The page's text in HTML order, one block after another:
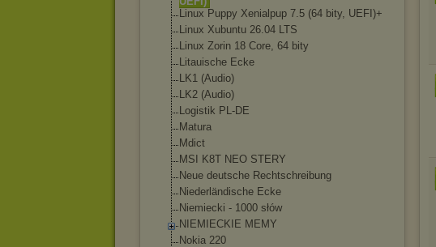
Linux Puppy Xenialpup 7.5 (64 bity, UEFI)+
Linux Xubuntu 26.04 LTS
Linux Zorin 18 Core, 64 bity
Litauische Ecke
LK1 (Audio)
LK2 (Audio)
Logistik PL-DE
Matura
Mdict
MSI K8T NEO STERY
Neue deutsche Rechtschreibung
Niederländische Ecke
Niemiecki - 1000 słów
NIEMIECKIE MEMY
Nokia 220